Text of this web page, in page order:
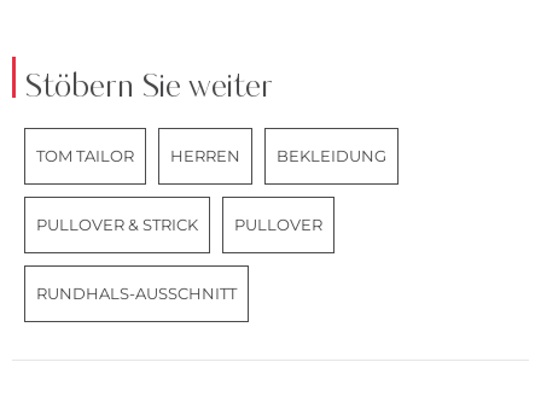
Stöbern Sie weiter